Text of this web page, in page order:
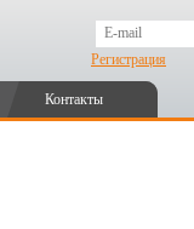
Регистрация
Контакты